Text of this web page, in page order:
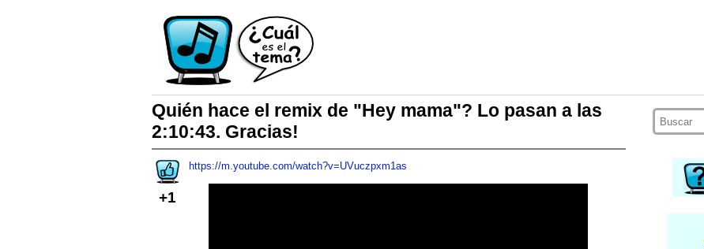
Quién hace el remix de "Hey mama"? Lo pasan a las
2:10:43. Gracias!
+1
https://m.youtube.com/watch?v=UVuczpxm1as